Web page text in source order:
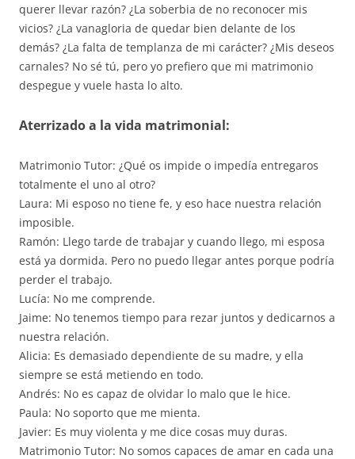
querer llevar razón? ¿La soberbia de no reconocer mis
vicios? ¿La vanagloria de quedar bien delante de los
demás? ¿La falta de templanza de mi carácter? ¿Mis deseos
carnales? No sé tú, pero yo prefiero que mi matrimonio
despegue y vuele hasta lo alto.
Aterrizado a la vida matrimonial:
Matrimonio Tutor: ¿Qué os impide o impedía entregaros
totalmente el uno al otro?
Laura: Mi esposo no tiene fe, y eso hace nuestra relación
imposible.
Ramón: Llego tarde de trabajar y cuando llego, mi esposa
está ya dormida. Pero no puedo llegar antes porque podría
perder el trabajo.
Lucía: No me comprende.
Jaime: No tenemos tiempo para rezar juntos y dedicarnos a
nuestra relación.
Alicia: Es demasiado dependiente de su madre, y ella
siempre se está metiendo en todo.
Andrés: No es capaz de olvidar lo malo que le hice.
Paula: No soporto que me mienta.
Javier: Es muy violenta y me dice cosas muy duras.
Matrimonio Tutor: No somos capaces de amar en cada una